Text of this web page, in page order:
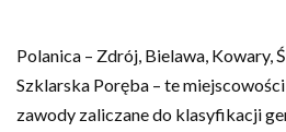
Polanica – Zdrój, Bielawa, Kowary,
Szklarska Poręba – te
zawody zaliczane do klasyfikacji